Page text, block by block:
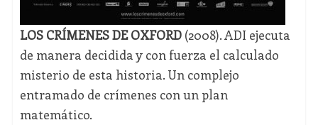
LOS CRÍMENES DE OXFORD (2008). ADI ejecuta
de manera decidida y con fuerza el calculado
misterio de esta historia. Un complejo
entramado de crímenes con un plan
matemático.